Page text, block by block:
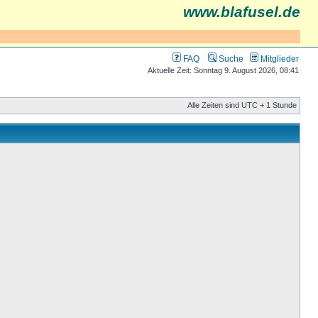
www.blafusel.de
FAQ Suche Mitglieder
Aktuelle Zeit: Sonntag 9. August 2026, 08:41
Alle Zeiten sind UTC + 1 Stunde